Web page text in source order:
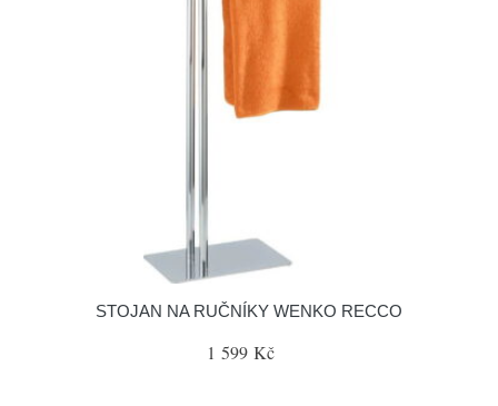
STOJAN NA RUČNÍKY WENKO RECCO
1 599 Kč